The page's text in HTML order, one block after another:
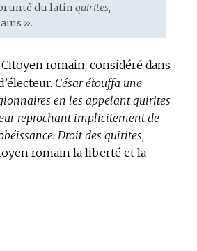
du latin quirites,
».
Citoyen romain, considéré dans
César étouffa une
en les appelant quirites
reprochant implicitement de
Droit des quirites,
romain la liberté et la